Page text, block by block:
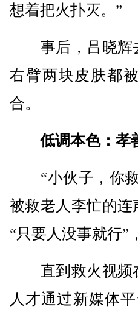
想着把火扑灭。”
事后，吕晓辉
右臂两块皮肤都
合。
低调本色：孝
“小伙子，你救
被救老人李忙的
“只要人没事就行”
直到救火视频
人才通过新媒体